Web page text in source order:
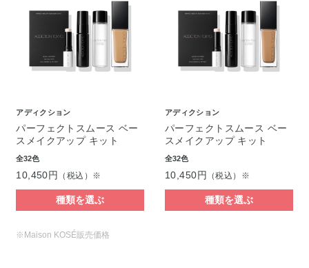
アディクション
パーフェクトスムース ベー
スメイクアップ キット
全32色
10,450円 （税込）※
種類を選ぶ
アディクション
パーフェクトスムース ベー
スメイクアップ キット
全32色
10,450円 （税込）※
種類を選ぶ
※Maison KOSÉ販売価格